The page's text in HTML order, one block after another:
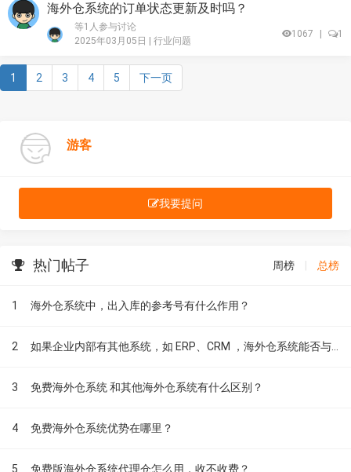
海外仓系统的订单状态更新及时吗？
等1人参与讨论
2025年03月05日 | 行业问题
1067 1
1 2 3 4 5 下一页
游客
我要提问
热门帖子 周榜 总榜
1 海外仓系统中，出入库的参考号有什么作用？
2
3 免费海外仓系统 和其他海外仓系统有什么区别？
4 免费海外仓系统优势在哪里？
5 免费版海外仓系统代理仓怎么用，收不收费？